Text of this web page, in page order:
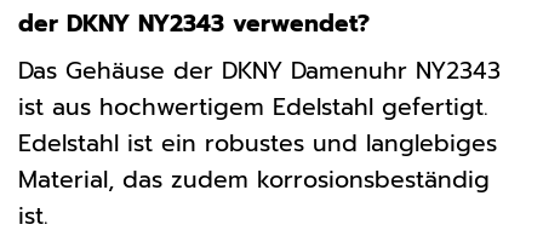
der DKNY NY2343 verwendet?
Das Gehäuse der DKNY Damenuhr NY2343
ist aus hochwertigem Edelstahl gefertigt.
Edelstahl ist ein robustes und langlebiges
Material, das zudem korrosionsbeständig
ist.